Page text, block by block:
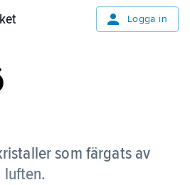
Logga in
som färgats av